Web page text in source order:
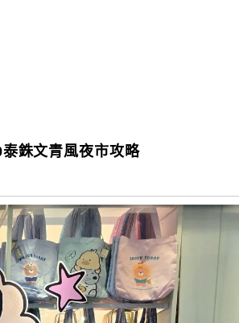
銖文青風夜市攻略